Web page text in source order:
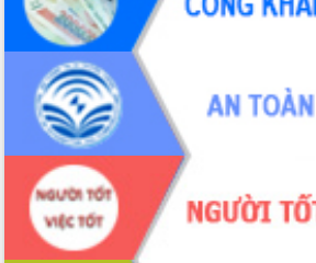
món ăn từ sầu riêng
Đắk Lắk công bố Quy hoạch và xúc
tiến đầu tư tỉnh
Ngành cá ngừ Đắk Lắk chủ động thích
ứng để giữ vững thị trường xuất khẩu
Diễn đàn Kinh tế tư nhân Việt Nam đột
phá cơ chế - Hợp tác công tư
Đề án 06 tạo bước ngoặt đột phá trong
cải cách hành chính tỉnh Đắk Lắk
Kết nối tour, đẩy mạnh chuyển đổi số
để phát triển du lịch Đắk Lắk